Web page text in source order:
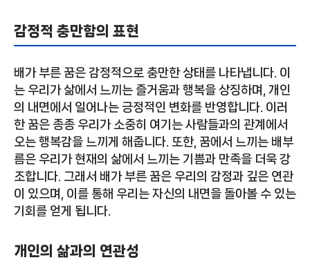
감정적 충만함의 표현
배가 부른 꿈은 감정적으로 충만한 상태를 나타냅니다. 이
는 우리가 삶에서 느끼는 즐거움과 행복을 상징하며, 개인
의 내면에서 일어나는 긍정적인 변화를 반영합니다. 이러
한 꿈은 종종 우리가 소중히 여기는 사람들과의 관계에서
오는 행복감을 느끼게 해줍니다. 또한, 꿈에서 느끼는 배부
름은 우리가 현재의 삶에서 느끼는 기쁨과 만족을 더욱 강
조합니다. 그래서 배가 부른 꿈은 우리의 감정과 깊은 연관
이 있으며, 이를 통해 우리는 자신의 내면을 돌아볼 수 있는
기회를 얻게 됩니다.
개인의 삶과의 연관성